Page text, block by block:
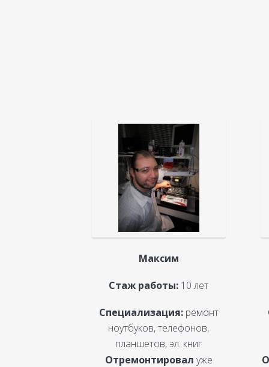
Максим
Стаж работы: 10 лет
Специализация:ремонт
ноутбуков, телефонов,
планшетов, эл. книг
Отремонтировал уже